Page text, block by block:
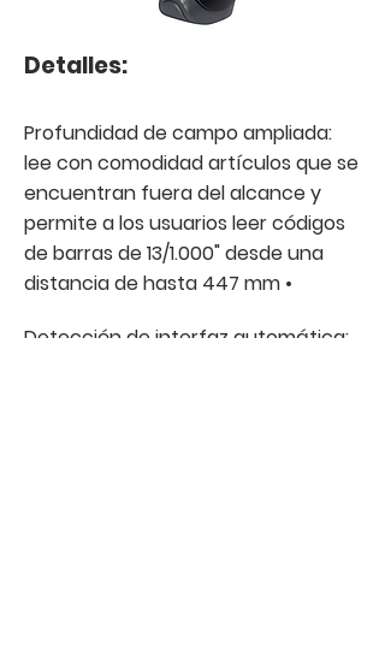
Detalles:
Profundidad de campo ampliada:
lee con comodidad artículos que se
encuentran fuera del alcance y
permite a los usuarios leer códigos
de barras de 13/1.000"desde una
distancia de hasta 447 mm •
Detección de interfaz automática: